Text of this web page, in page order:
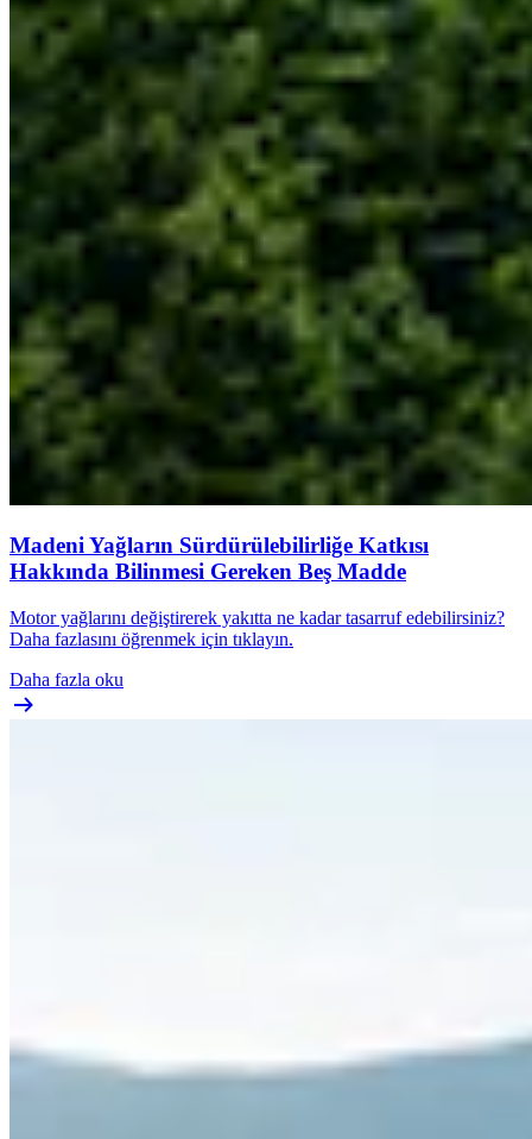
Madeni Yağların Sürdürülebilirliğe Katkısı
Hakkında Bilinmesi Gereken Beş Madde
Motor yağlarını değiştirerek yakıtta ne kadar tasarruf edebilirsiniz?
Daha fazlasını öğrenmek için tıklayın.
Daha fazla oku